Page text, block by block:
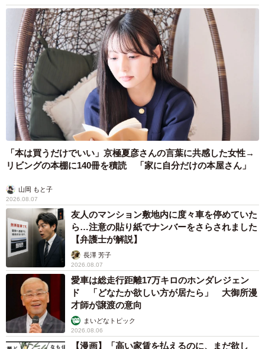
「本は買うだけでいい」京極夏彦さんの言葉に共感した女性→
リビングの本棚に140冊を積読 「家に自分だけの本屋さん」
山岡 もと子
2026.08.07
友人のマンション敷地内に度々車を停めていた
ら…注意の貼り紙でナンバーをさらされました
【弁護士が解説】
長澤 芳子
2026.08.07
愛車は総走行距離17万キロのホンダレジェン
ド 「どなたか欲しい方が居たら」 大御所漫
才師が譲渡の意向
まいどなトピック
2026.08.06
【漫画】「高い家賃を払えるのに、まだ欲し